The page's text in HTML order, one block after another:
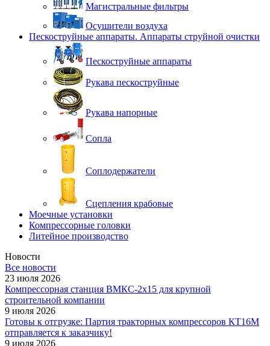
Магистральные фильтры
Осушители воздуха
Пескоструйные аппараты. Аппараты струйной очистки
Пескоструйные аппараты
Рукава пескоструйные
Рукава напорные
Сопла
Соплодержатели
Сцепления крабовые
Моечные установки
Компрессорные головки
Литейное производство
Новости
Все новости
23 июля 2026
Компрессорная станция ВМКС-2х15 для крупной
строительной компании
9 июля 2026
Готовы к отгрузке: Партия тракторных компрессоров КТ16М
отправляется к заказчику!
9 июля 2026